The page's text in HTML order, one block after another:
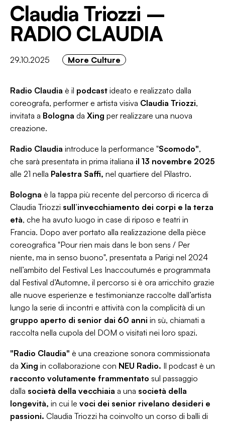
Claudia Triozzi –
RADIO CLAUDIA
29.10.2025 More Culture
Radio Claudia è il podcast ideato e realizzato dalla
coreografa, performer e artista visiva Claudia Triozzi,
invitata a Bologna da Xing per realizzare una nuova
creazione.
Radio Claudia introduce la performance "Scomodo",
che sarà presentata in prima italiana il 13 novembre 2025
alle 21 nella Palestra Saffi, nel quartiere del Pilastro.
Bologna è la tappa più recente del percorso di ricerca di
Claudia Triozzi sull’invecchiamento dei corpi e la terza
età, che ha avuto luogo in case di riposo e teatri in
Francia. Dopo aver portato alla realizzazione della pièce
coreografica "Pour rien mais dans le bon sens / Per
niente, ma in senso buono", presentata a Parigi nel 2024
nell’ambito del Festival Les Inaccoutumés e programmata
dal Festival d’Automne, il percorso si è ora arricchito grazie
alle nuove esperienze e testimonianze raccolte dall’artista
lungo la serie di incontri e attività con la complicità di un
gruppo aperto di senior dai 60 anni in sù, chiamati a
raccolta nella cupola del DOM o visitati nei loro spazi.
"Radio Claudia" è una creazione sonora commissionata
da Xing in collaborazione con NEU Radio. Il podcast è un
racconto volutamente frammentato sul passaggio
dalla società della vecchiaia a una società della
longevità, in cui le voci dei senior rivelano desideri e
passioni. Claudia Triozzi ha coinvolto un corso di balli di